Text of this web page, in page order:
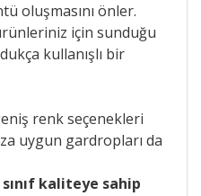
oluşmasını önler.
için sunduğu
kullanışlı bir
renk seçenekleri
uygun gardropları da
sınıf kaliteye sahip